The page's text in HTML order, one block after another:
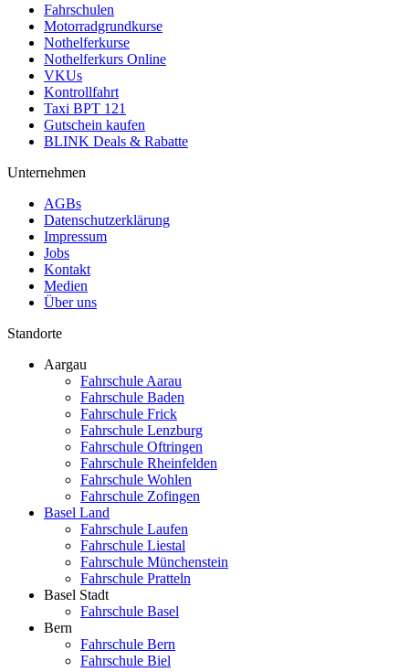
Fahrschulen
Motorradgrundkurse
Nothelferkurse
Nothelferkurs Online
VKUs
Kontrollfahrt
Taxi BPT 121
Gutschein kaufen
BLINK Deals & Rabatte
Unternehmen
AGBs
Datenschutzerklärung
Impressum
Jobs
Kontakt
Medien
Über uns
Standorte
Aargau
Fahrschule Aarau
Fahrschule Baden
Fahrschule Frick
Fahrschule Lenzburg
Fahrschule Oftringen
Fahrschule Rheinfelden
Fahrschule Wohlen
Fahrschule Zofingen
Basel Land
Fahrschule Laufen
Fahrschule Liestal
Fahrschule Münchenstein
Fahrschule Pratteln
Basel Stadt
Fahrschule Basel
Bern
Fahrschule Bern
Fahrschule Biel